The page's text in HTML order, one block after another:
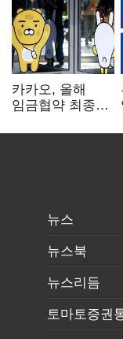
카카오, 올해
임금협약 최종
인상·격려금
뉴스
뉴스북
뉴스리듬
토마토증권